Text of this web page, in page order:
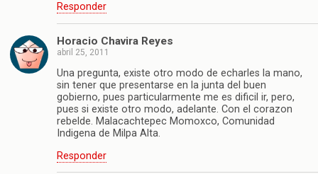
Responder
Horacio Chavira Reyes
abril 25, 2011
Una pregunta, existe otro modo de echarles la mano,
sin tener que presentarse en la junta del buen
gobierno, pues particularmente me es dificil ir, pero,
pues si existe otro modo, adelante. Con el corazon
rebelde. Malacachtepec Momoxco, Comunidad
Indigena de Milpa Alta.
Responder